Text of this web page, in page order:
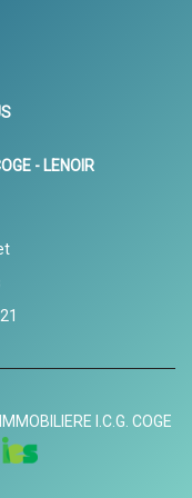
- LENOIR
I.C.G. COGE